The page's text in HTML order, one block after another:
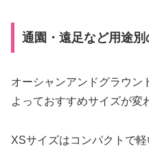
通園・遠足など用途
オーシャンアンドグラウン
よっておすすめサイズが変
XSサイズはコンパクトで